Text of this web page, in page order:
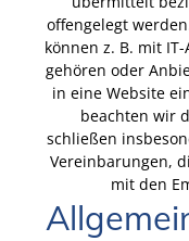
offengelegt
können z. B. mit
gehören oder
in eine Website
beachten wir
schließen
Vereinbarungen,
mit den